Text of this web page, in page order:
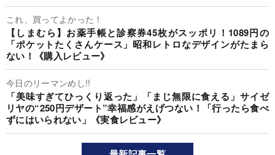
これ、買ってよかった！
【しまむら】お薬手帳と診察券45枚がスッポリ！1089円の
「ポケットたくさんケース」昭和レトロなデザインがたまら
ない！《購入レビュー》
今日のリーマンめし!!
「美味すぎてひっくり返った」「まじ無限に食える」サイゼ
リヤの“250円デザート”幸福感がえげつない！「行ったら食べ
ずにはいられない」《実食レビュー》